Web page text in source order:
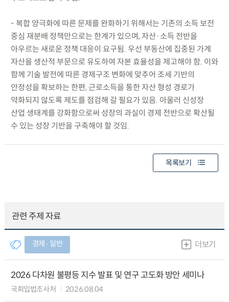
- 복합 양극화에 따른 문제를 완화하기 위해서는 기존의 소득 보전
중심 재분배 정책만으로는 한계가 있으며, 자산·소득 전반을
아우르는 새로운 정책 대응이 요구됨. 우선 부동산에 집중된 가계
자산을 생산적 부문으로 유도하여 자본 효율성을 제고해야 함. 이와
함께 기술 발전에 따른 경제구조 변화에 맞추어 조세 기반의
안정성을 확보하는 한편, 근로소득을 통한 자산 형성 경로가
약화되지 않도록 제도를 점검해 갈 필요가 있음. 아울러 신성장
산업 생태계를 강화함으로써 성장의 과실이 경제 전반으로 확산될
수 있는 성장 기반을 구축해야 할 것임.
목록보기
관련 주제 자료
경제 ∙ 일반 더보기
2026 다차원 불평등 지수 발표 및 연구 고도화 방안 세미나
국회입법조사처 2026.08.04